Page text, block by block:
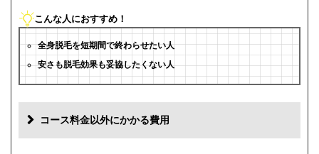
こんな人におすすめ！
全身脱毛を短期間で終わらせたい人
安さも脱毛効果も妥協したくない人
コース料金以外にかかる費用